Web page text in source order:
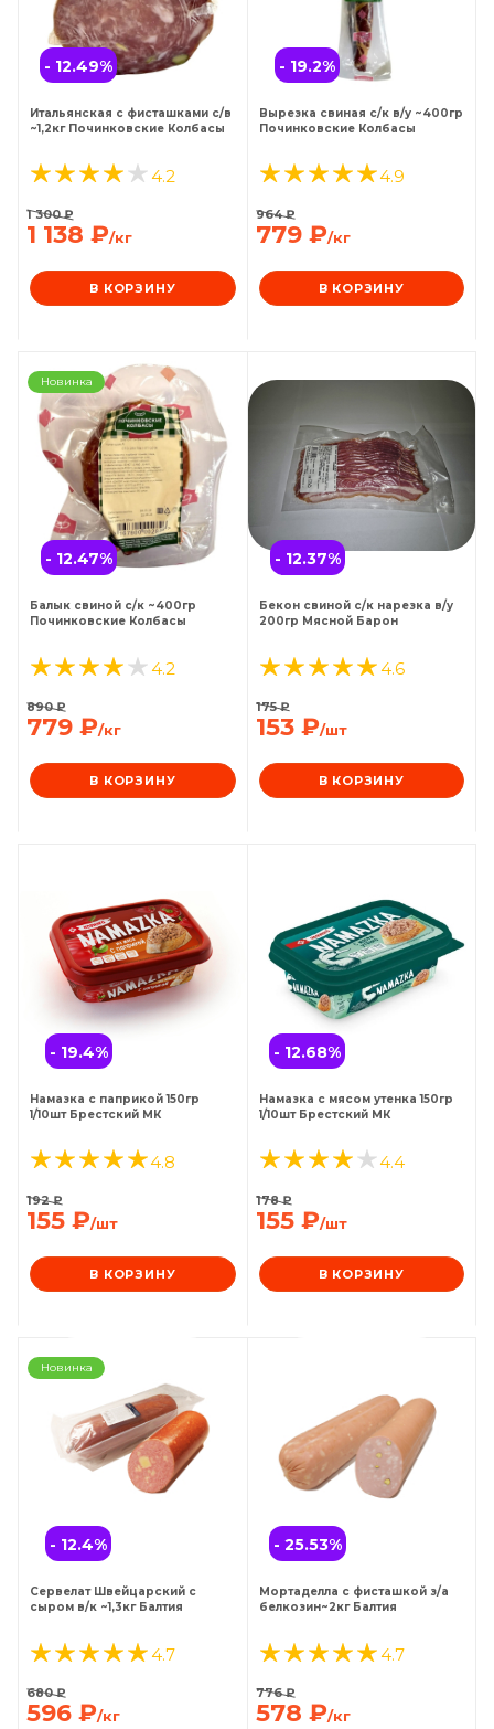
- 12.49%
Итальянская с фисташками с/в
~1,2кг Починковские Колбасы
4.2
1 138 ₽/кг
1 300₽
В КОРЗИНУ
- 19.2%
Вырезка свиная с/к в/у ~400гр
Починковские Колбасы
4.9
779₽/кг
964₽
В КОРЗИНУ
- 12.47%
Новинка
Балык свиной с/к ~400гр
Починковские Колбасы
4.2
779 ₽/кг
890₽
В КОРЗИНУ
- 12.37%
Бекон свиной с/к нарезка в/у
200гр Мясной Барон
4.6
153₽/шт
175₽
В КОРЗИНУ
- 19.4%
Намазка с паприкой 150гр
1/10шт Брестский МК
4.8
155 ₽/шт
192₽
В КОРЗИНУ
- 12.68%
Намазка с мясом утенка 150гр
1/10шт Брестский МК
4.4
155₽/шт
178₽
В КОРЗИНУ
- 12.4%
Новинка
Сервелат Швейцарский с
сыром в/к ~1,3кг Балтия
4.7
596 ₽/кг
680₽
- 25.53%
Мортаделла с фисташкой з/а
белкозин~2кг Балтия
4.7
578 ₽/кг
776₽